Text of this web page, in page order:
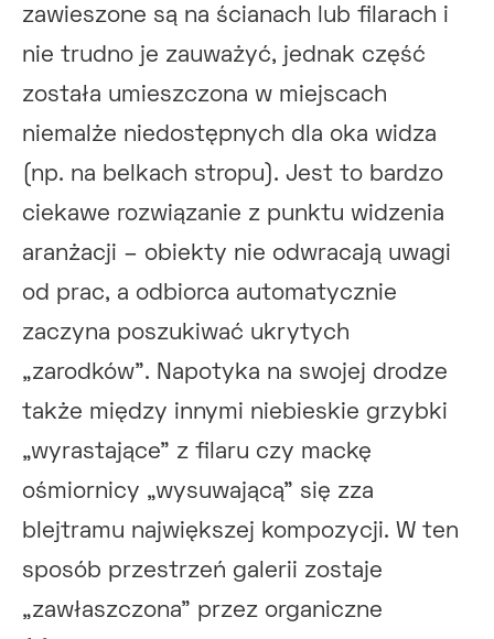
zawieszone są na ścianach lub filarach i
nie trudno je zauważyć, jednak część
została umieszczona w miejscach
niemalże niedostępnych dla oka widza
(np. na belkach stropu). Jest to bardzo
ciekawe rozwiązanie z punktu widzenia
aranżacji – obiekty nie odwracają uwagi
od prac, a odbiorca automatycznie
zaczyna poszukiwać ukrytych
„zarodków”. Napotyka na swojej drodze
także między innymi niebieskie grzybki
„wyrastające” z filaru czy mackę
ośmiornicy „wysuwającą” się zza
blejtramu największej kompozycji. W ten
sposób przestrzeń galerii zostaje
„zawłaszczona” przez organiczne